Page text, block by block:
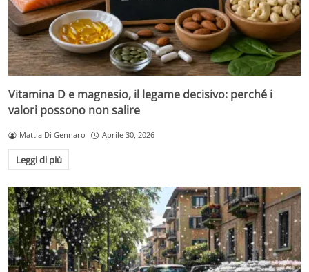
Vitamina D e magnesio, il legame decisivo: perché i
valori possono non salire
Mattia Di Gennaro Aprile 30, 2026
Leggi di più